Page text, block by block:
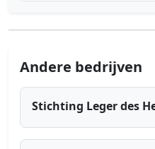
Andere bedrijven
Stichting Leger des